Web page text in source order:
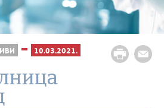
10.03.2021.